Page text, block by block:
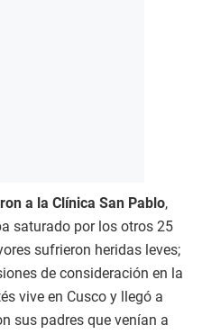
a la Clínica San Pablo,
saturado por los otros 25
sufrieron heridas leves;
de consideración en la
vive en Cusco y llegó a
sus padres que venían a